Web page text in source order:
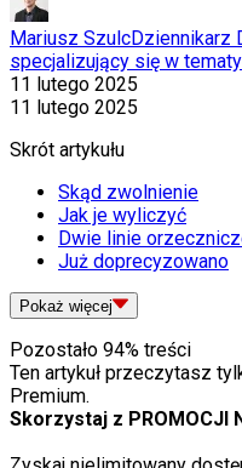
Mariusz SzulcDziennikarz
specjalizujący się w
11 lutego 2025
11 lutego 2025
Skrót artykułu
Skąd zwolnienie
Jak je wyliczyć
Dwie linie
Już doprecyzowano
Pokaż więcej
Pozostało 94% treści
Ten artykuł przeczytasz
Premium.
Skorzystaj z PROMOCJI